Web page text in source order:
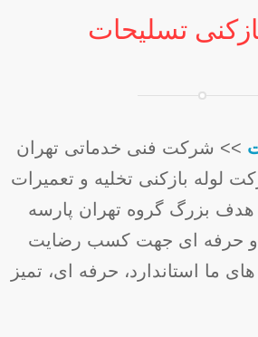
تسلیحات
>> شرکت فنی خدماتی تهران
لوله بازکنی تخلیه و تعمیرات
بزرگ گروه تهران پارسه
و حرفه ای جهت کسب رضایت
ما استاندارد، حرفه ای، تمیز